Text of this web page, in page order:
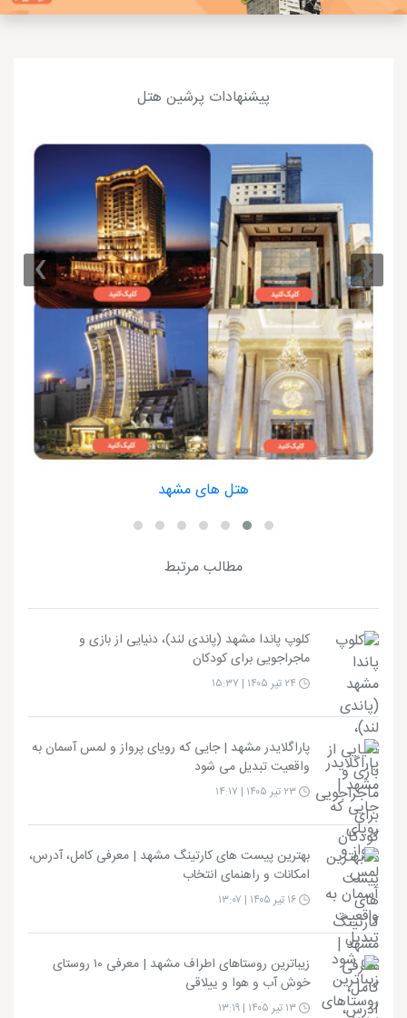
پیشنهادات پرشین هتل
هتل های مشهد
‹
›
مطالب مرتبط
کلوپ پاندا مشهد (پاندی لند)، دنیایی از بازی و
ماجراجویی برای کودکان
پاراگلایدر مشهد | جایی که رویای پرواز و لمس آسمان به
واقعیت تبدیل می شود
بهترین پیست های کارتینگ مشهد | معرفی کامل، آدرس،
امکانات و راهنمای انتخاب
زیباترین روستاهای اطراف مشهد | معرفی ۱۰ روستای
خوش آب و هوا و ییلاقی